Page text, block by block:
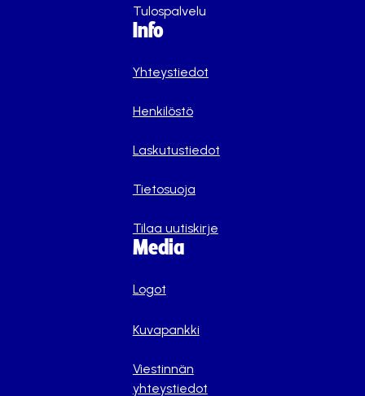
Tulospalvelu
Info
Yhteystiedot
Henkilöstö
Laskutustiedot
Tietosuoja
Tilaa uutiskirje
Media
Logot
Kuvapankki
Viestinnän
yhteystiedot